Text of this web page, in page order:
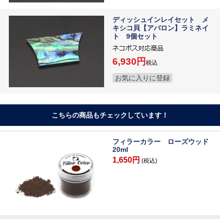
ディッシュインレイセット メ
キシコ貝【アバロン】ラミネイ
ト 9個セット
6,930 税込
お気に入りに登録
こちらの商品もチェックしています！
フィラーカラー ローズウッド
20ml
1,650円 (税込)